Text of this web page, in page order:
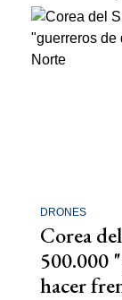
DRONES
Corea
500.000
hacer